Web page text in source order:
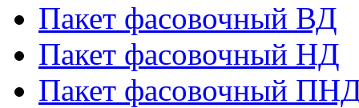
Пакет фасовочный ВД
Пакет фасовочный НД
Пакет фасовочный